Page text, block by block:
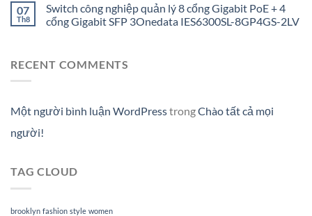
07
Th8
Switch công nghiệp quản lý 8 cổng Gigabit PoE + 4
cổng Gigabit SFP 3Onedata IES6300SL-8GP4GS-2LV
RECENT COMMENTS
Một người bình luận WordPresstrongChào tất cả mọi
người!
TAG CLOUD
brooklyn fashion style women